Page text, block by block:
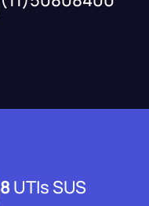
8 UTIs SUS